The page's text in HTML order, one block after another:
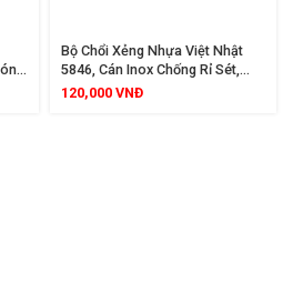
Bộ Chổi Xẻng Nhựa Việt Nhật
5846, Cán Inox Chống Rỉ Sét,
Lông Chổi Cước Dày Bền Bỉ,
120,000 VNĐ